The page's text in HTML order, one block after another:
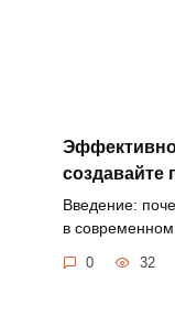
создавайте
Введение:
в современном
0 32